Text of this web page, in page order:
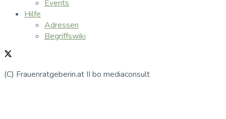
Events
Hilfe
Adressen
Begriffswiki
(C) Frauenratgeberin.at II bo mediaconsult